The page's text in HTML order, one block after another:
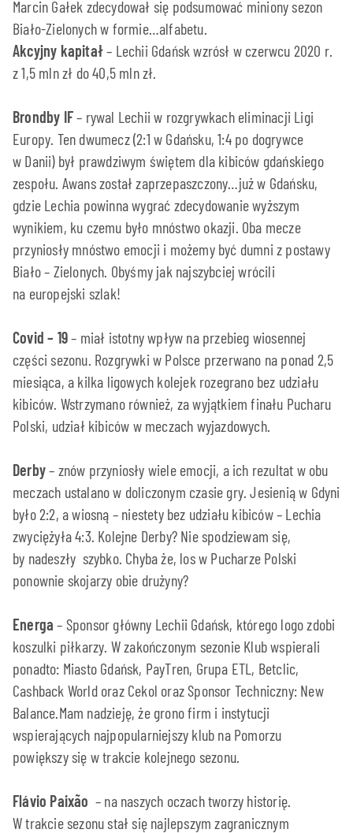
Marcin Gałek zdecydował się podsumować miniony sezon
Biało-Zielonych w formie…alfabetu.
Akcyjny kapitał– Lechii Gdańsk wzrósł w czerwcu 2020 r.
z 1,5 mln zł do 40,5 mln zł.
Brondby IF– rywal Lechii w rozgrywkach eliminacji Ligi
Europy. Ten dwumecz (2:1 w Gdańsku, 1:4 po dogrywce
w Danii) był prawdziwym świętem dla kibiców gdańskiego
zespołu. Awans został zaprzepaszczony…już w Gdańsku,
gdzie Lechia powinna wygrać zdecydowanie wyższym
wynikiem, ku czemu było mnóstwo okazji. Oba mecze
przyniosły mnóstwo emocji i możemy być dumni z postawy
Biało – Zielonych. Obyśmy jak najszybciej wrócili
na europejski szlak!
Covid – 19– miał istotny wpływ na przebieg wiosennej
części sezonu. Rozgrywki w Polsce przerwano na ponad 2,5
miesiąca, a kilka ligowych kolejek rozegrano bez udziału
kibiców. Wstrzymano również, za wyjątkiem finału Pucharu
Polski, udział kibiców w meczach wyjazdowych.
Derby– znów przyniosły wiele emocji, a ich rezultat w obu
meczach ustalano w doliczonym czasie gry. Jesienią w Gdyni
było 2:2, a wiosną – niestety bez udziału kibiców – Lechia
zwyciężyła 4:3. Kolejne Derby? Nie spodziewam się,
by nadeszły szybko. Chyba że, los w Pucharze Polski
ponownie skojarzy obie drużyny?
Energa – Sponsor główny Lechii Gdańsk, którego logo zdobi
koszulki piłkarzy. W zakończonym sezonie Klub wspierali
ponadto: Miasto Gdańsk, PayTren, Grupa ETL, Betclic,
Cashback World oraz Cekol oraz Sponsor Techniczny: New
Balance.Mam nadzieję, że grono firm i instytucji
wspierających najpopularniejszy klub na Pomorzu
powiększy się w trakcie kolejnego sezonu.
Flávio Paixão – na naszych oczach tworzy historię.
W trakcie sezonu stał się najlepszym zagranicznym